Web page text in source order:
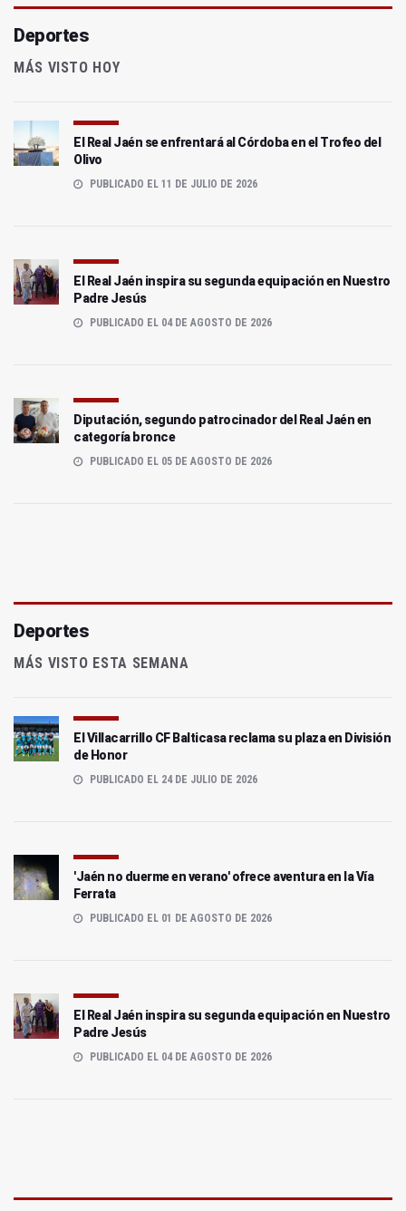
Deportes
MÁS VISTO HOY
El Real Jaén se enfrentará al Córdoba en el Trofeo del
Olivo
PUBLICADO EL 11 DE JULIO DE 2026
El Real Jaén inspira su segunda equipación en Nuestro
Padre Jesús
PUBLICADO EL 04 DE AGOSTO DE 2026
Diputación, segundo patrocinador del Real Jaén en
categoría bronce
PUBLICADO EL 05 DE AGOSTO DE 2026
Deportes
MÁS VISTO ESTA SEMANA
El Villacarrillo CF Balticasa reclama su plaza en División
de Honor
PUBLICADO EL 24 DE JULIO DE 2026
'Jaén no duerme en verano' ofrece aventura en la Vía
Ferrata
PUBLICADO EL 01 DE AGOSTO DE 2026
El Real Jaén inspira su segunda equipación en Nuestro
Padre Jesús
PUBLICADO EL 04 DE AGOSTO DE 2026